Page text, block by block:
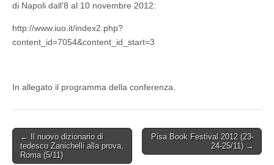
di Napoli dall’8 al 10 novembre 2012:
http://www.iuo.it/index2.php?
content_id=7054&content_id_start=3
In allegato il programma della conferenza.
Post
navigation
← Il nuovo dizionario di
tedesco Zanichelli alla prova,
Roma (5/11)
Pisa Book Festival 2012 (23-
24-25/11) →